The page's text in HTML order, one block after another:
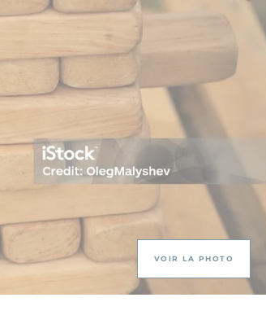
VOIR LA PHOTO